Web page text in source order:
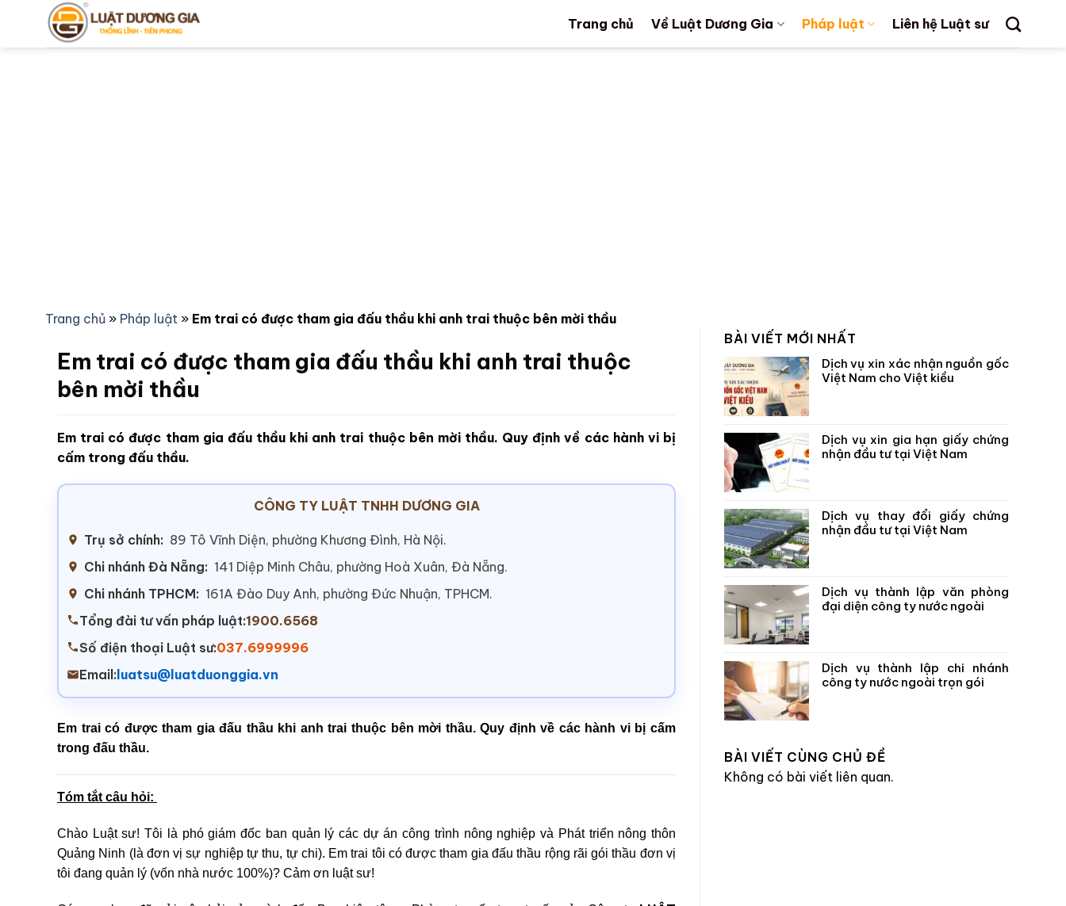
Trang chủ Về Luật Dương Gia Pháp luật Liên hệ Luật sư
Trang chủ » Pháp luật » Em trai có được tham gia đấu thầu khi anh trai thuộc bên mời thầu
Em trai có được tham gia đấu thầu khi anh trai thuộc
bên mời thầu
Em trai có được tham gia đấu thầu khi anh trai thuộc bên mời thầu. Quy định về các hành vi bị
cấm trong đấu thầu.
CÔNG TY LUẬT TNHH DƯƠNG GIA
Trụ sở chính: 89 Tô Vĩnh Diện, phường Khương Đình, Hà Nội.
Chi nhánh Đà Nẵng: 141 Diệp Minh Châu, phường Hoà Xuân, Đà Nẵng.
Chi nhánh TPHCM: 161A Đào Duy Anh, phường Đức Nhuận, TPHCM.
Tổng đài tư vấn pháp luật:1900.6568
Số điện thoại Luật sư:037.6999996
Email: luatsu@luatduonggia.vn
Em trai có được tham gia đấu thầu khi anh trai thuộc bên mời thầu. Quy định về các hành vi bị cấm
trong đấu thầu.
Tóm tắt câu hỏi:
Chào Luật sư! Tôi là phó giám đốc ban quản lý các dự án công trình nông nghiệp và Phát triển nông thôn
Quảng Ninh (là đơn vị sự nghiệp tự thu, tự chi). Em trai tôi có được tham gia đấu thầu rộng rãi gói thầu đơn vị
tôi đang quản lý (vốn nhà nước 100%)? Cảm ơn luật sư!
BÀI VIẾT MỚI NHẤT
Dịch vụ xin xác nhận nguồn gốc
Việt Nam cho Việt kiều
Dịch vụ xin gia hạn giấy chứng
nhận đầu tư tại Việt Nam
Dịch vụ thay đổi giấy chứng
nhận đầu tư tại Việt Nam
Dịch vụ thành lập văn phòng
đại diện công ty nước ngoài
Dịch vụ thành lập chi nhánh
công ty nước ngoài trọn gói
BÀI VIẾT CÙNG CHỦ ĐỀ
Không có bài viết liên quan.